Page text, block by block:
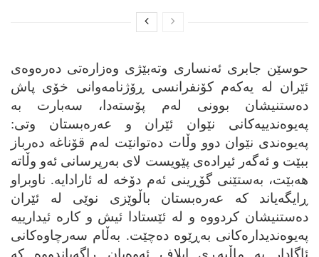
حوسێن جابری ئه‌نساری وته‌بێژی وه‌زاره‌تی ده‌ره‌وه‌ی
ئێران له‌ یه‌که‌م کۆنفرانسی ڕۆژنامه‌وانی خۆی پاش
ده‌ستنیشان بوونی له‌م پۆسته‌دا، سه‌بارت به‌
په‌یوه‌ندییه‌کانی نێوان ئێران و عه‌ره‌بستان وتی:
په‌یوه‌ندی نێوان دوو وڵات ده‌توانێت له‌م قۆناغه‌ ده‌رباز
ببێت و ئه‌گه‌ر ئیراده‌ی پێویست لای به‌رپرسانی ئه‌و وڵاته‌
هه‌بێت، به‌ستێنی گۆڕینی ئه‌م دۆخه‌ له‌ ئارادایه‌. ناوبراو
ڕایگه‌یاند که‌ عه‌ره‌بستان باڵوێزی نوێی له‌ ئێران
ده‌ستنیشان کردووه‌ و له‌ ئێستادا ئیش و کاره‌ ئیدارییه‌
په‌یوه‌ندیداره‌کانی به‌ڕێوه‌ ده‌چێت. به‌ڵام سه‌رچاوه‌کانی
ئاگادار به‌ ماڵپه‌ڕی ایلاف ئه‌وه‌یان ڕاگه‌یاندووه‌ که‌